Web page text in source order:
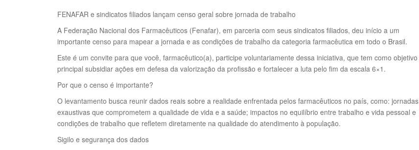
FENAFAR e sindicatos filiados lançam censo geral sobre jornada de trabalho
A Federação Nacional dos Farmacêuticos (Fenafar), em parceria com seus sindicatos filiados, deu início a um
importante censo para mapear a jornada e as condições de trabalho da categoria farmacêutica em todo o Brasil.
Este é um convite para que você, farmacêutico(a), participe voluntariamente dessa iniciativa, que tem como objetivo
principal subsidiar ações em defesa da valorização da profissão e fortalecer a luta pelo fim da escala 6×1.
Por que o censo é importante?
O levantamento busca reunir dados reais sobre a realidade enfrentada pelos farmacêuticos no país, como: jornadas
exaustivas que comprometem a qualidade de vida e a saúde; impactos no equilíbrio entre trabalho e vida pessoal e
condições de trabalho que refletem diretamente na qualidade do atendimento à população.
Sigilo e segurança dos dados